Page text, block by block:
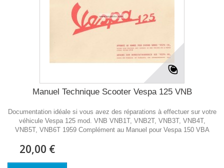
Manuel Technique Scooter Vespa 125 VNB
Documentation idéale si vous avez des réparations à effectuer sur votre
véhicule Vespa 125 mod. VNB VNB1T, VNB2T, VNB3T, VNB4T,
VNB5T, VNB6T 1959 Complément au Manuel pour Vespa 150 VBA
20,00 €